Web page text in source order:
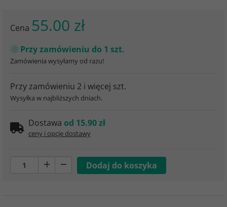
Cena 55.00 zł
Przy zamówieniu do 1 szt.
Zamówienia wysyłamy od razu!
Przy zamówieniu 2 i więcej szt.
Wysyłka w najbliższych dniach.
Dostawa od 15.90 zł
ceny i opcje dostawy